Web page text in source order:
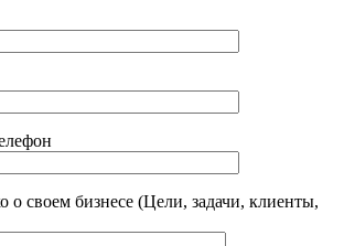
о своем бизнесе (Цели, задачи, клиенты,